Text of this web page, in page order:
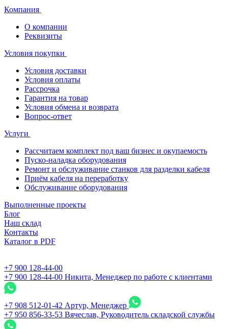
Компания
О компании
Реквизиты
Условия покупки
Условия доставки
Условия оплаты
Рассрочка
Гарантия на товар
Условия обмена и возврата
Вопрос-ответ
Услуги
Рассчитаем комплект под ваш бизнес и окупаемость
Пуско-наладка оборудования
Ремонт и обслуживание станков для разделки кабеля
Приём кабеля на переработку
Обслуживание оборудования
Выполненные проекты
Блог
Наш склад
Контакты
Каталог в PDF
+7 900 128-44-00
+7 900 128-44-00 Никита, Менеджер по работе с клиентами
+7 908 512-01-42 Артур, Менеджер
+7 950 856-33-53 Вячеслав, Руководитель складской службы